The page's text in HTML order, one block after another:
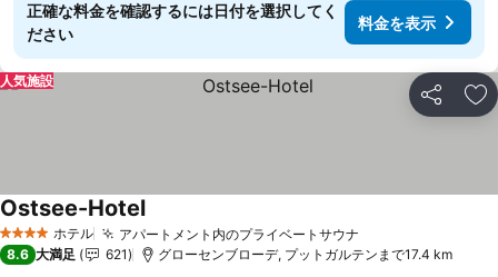
正確な料金を確認するには日付を選択してく
ださい
料金を表示
シェア お
人気施設
4 ホテルのランク
ホテル アパートメント内のプライベートサウナ
Ostsee-Hotel料金を表示
8.6 大満足 621 グローセンブローデ, プットガルテンまで17.4 km